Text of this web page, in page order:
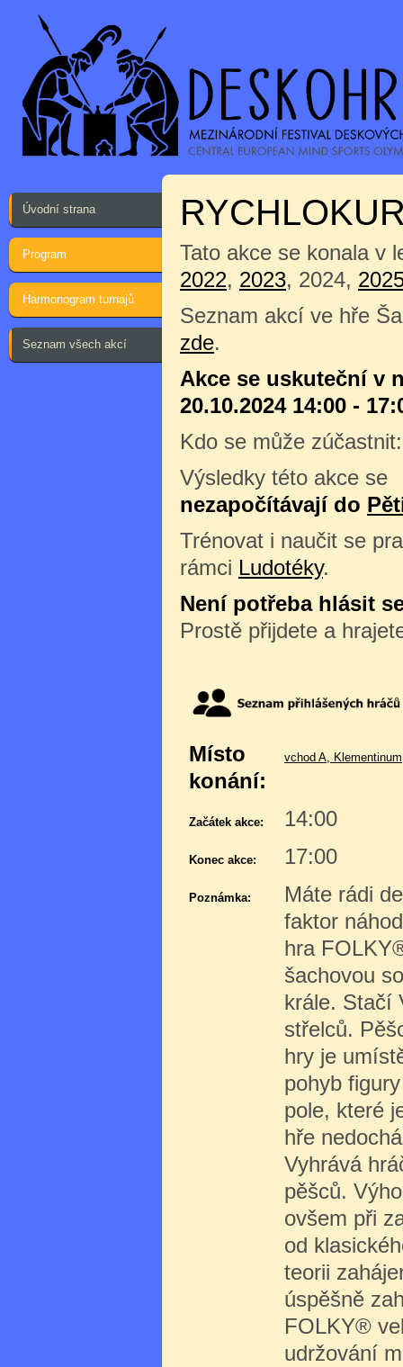
Úvodní strana
Program
Harmonogram turnajů
Seznam všech akcí
Tato akce se konala v
2022, 2023, 2024,
Seznam akcí ve hře
zde.
Akce se uskuteční v
20.10.2024 14:00 -
Kdo se může
Výsledky této akce se
nezapočítávají do
Trénovat i naučit se
rámci Ludotéky.
Není potřeba hlásit
Prostě přijdete a
Místo
konání:
vchod A,
Začátek akce: 14:00
Konec akce: 17:00
Poznámka:
Máte rádi
faktor
hra
šachovou
krále. Stačí
střelců.
hry je
pohyb
pole, které
hře
Vyhrává
pěšců.
ovšem při
od
teorii
úspěšně
FOLKY®
udržování